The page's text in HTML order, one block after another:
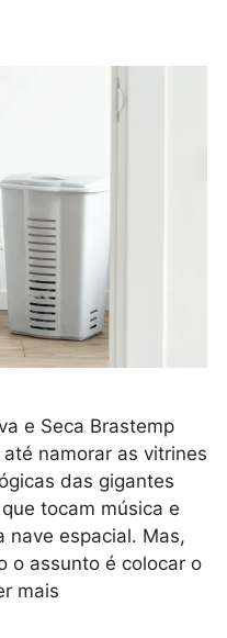
e Seca Brastemp
namorar as vitrines
das gigantes
tocam música e
nave espacial. Mas,
o assunto é colocar o
mais